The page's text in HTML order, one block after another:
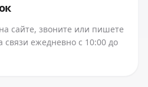
сайте, звоните или пишете
ежедневно с 10:00 до